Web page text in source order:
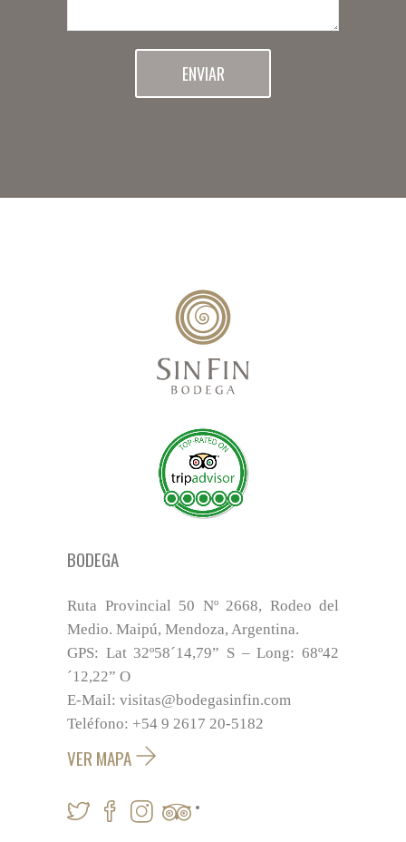
BODEGA
Ruta Provincial 50 Nº 2668, Rodeo del
Medio. Maipú, Mendoza, Argentina.
GPS: Lat 32º58´14,79” S – Long: 68º42
´12,22” O
E-Mail: visitas@bodegasinfin.com
Teléfono: +54 9 2617 20-5182
VER MAPA